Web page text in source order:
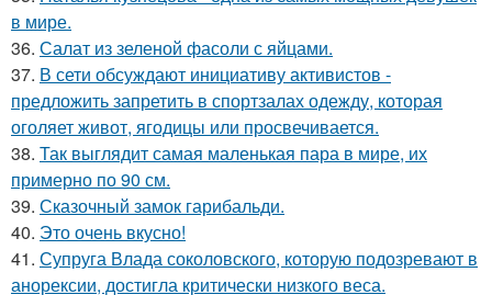
в мире.
36. Салат из зеленой фасоли с яйцами.
37. В сети обсуждают инициативу активистов -
предложить запретить в спортзалах одежду, которая
оголяет живот, ягодицы или просвечивается.
38. Так выглядит самая маленькая пара в мире, их
примерно по 90 см.
39. Сказочный замок гарибальди.
40. Это очень вкусно!
41. Супруга Влада соколовского, которую подозревают в
анорексии, достигла критически низкого веса.